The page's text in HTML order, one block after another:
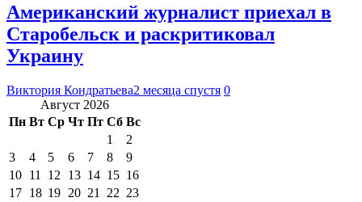
Американский журналист приехал в
Старобельск и раскритиковал
Украину
Виктория Кондратьева2 месяца спустя 0
Август 2026
Пн Вт Ср Чт Пт Сб Вс
1
2
3
4 5 6 7 8
9
10 11 12 13 14 15 16
17 18 19 20 21 22 23